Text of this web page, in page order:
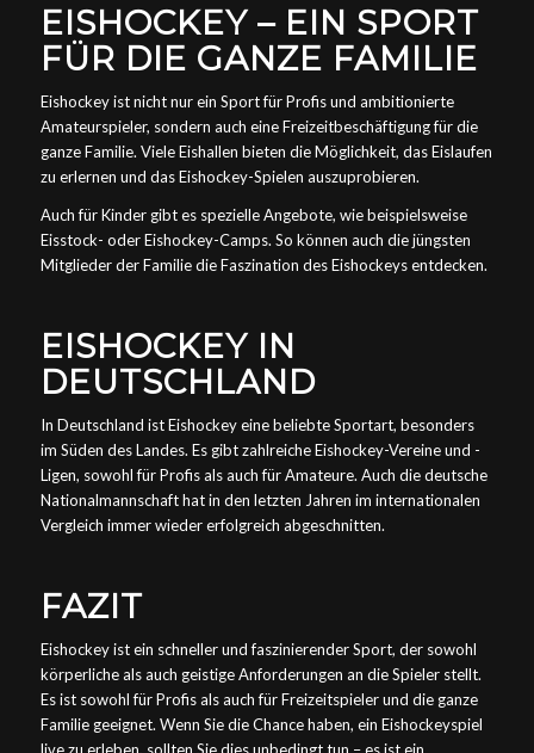
EISHOCKEY – EIN SPORT
FÜR DIE GANZE FAMILIE
Eishockey ist nicht nur ein Sport für Profis und ambitionierte
Amateurspieler, sondern auch eine Freizeitbeschäftigung für die
ganze Familie. Viele Eishallen bieten die Möglichkeit, das Eislaufen
zu erlernen und das Eishockey-Spielen auszuprobieren.
Auch für Kinder gibt es spezielle Angebote, wie beispielsweise
Eisstock- oder Eishockey-Camps. So können auch die jüngsten
Mitglieder der Familie die Faszination des Eishockeys entdecken.
EISHOCKEY IN
DEUTSCHLAND
In Deutschland ist Eishockey eine beliebte Sportart, besonders
im Süden des Landes. Es gibt zahlreiche Eishockey-Vereine und -
Ligen, sowohl für Profis als auch für Amateure. Auch die deutsche
Nationalmannschaft hat in den letzten Jahren im internationalen
Vergleich immer wieder erfolgreich abgeschnitten.
FAZIT
Eishockey ist ein schneller und faszinierender Sport, der sowohl
körperliche als auch geistige Anforderungen an die Spieler stellt.
Es ist sowohl für Profis als auch für Freizeitspieler und die ganze
Familie geeignet. Wenn Sie die Chance haben, ein Eishockeyspiel
live zu erleben, sollten Sie dies unbedingt tun – es ist ein